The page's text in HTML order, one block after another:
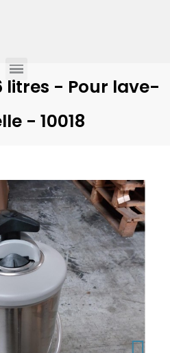
litres - Pour lave-
- 10018